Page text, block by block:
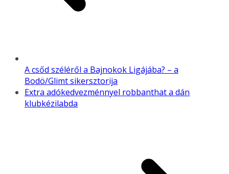
A csőd széléről a Bajnokok Ligájába? – a
Bodö/Glimt sikersztorija
Extra adókedvezménnyel robbanthat a dán
klubkézilabda